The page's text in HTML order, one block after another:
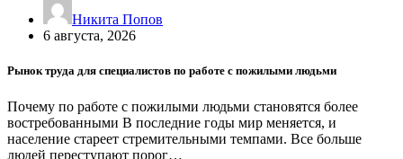
Никита Попов
6 августа, 2026
Рынок труда для специалистов по работе с пожилыми людьми
Почему по работе с пожилыми людьми становятся более
востребованными В последние годы мир меняется, и
население стареет стремительными темпами. Все больше
людей переступают порог…